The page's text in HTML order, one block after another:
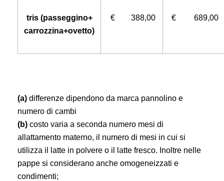
tris (passeggino+
carrozzina+ovetto)
€ 388,00 € 689,00
(a) differenze dipendono da marca pannolino e
numero di cambi
(b) costo varia a seconda numero mesi di
allattamento materno, il numero di mesi in cui si
utilizza il latte in polvere o il latte fresco. Inoltre nelle
pappe si considerano anche omogeneizzati e
condimenti;